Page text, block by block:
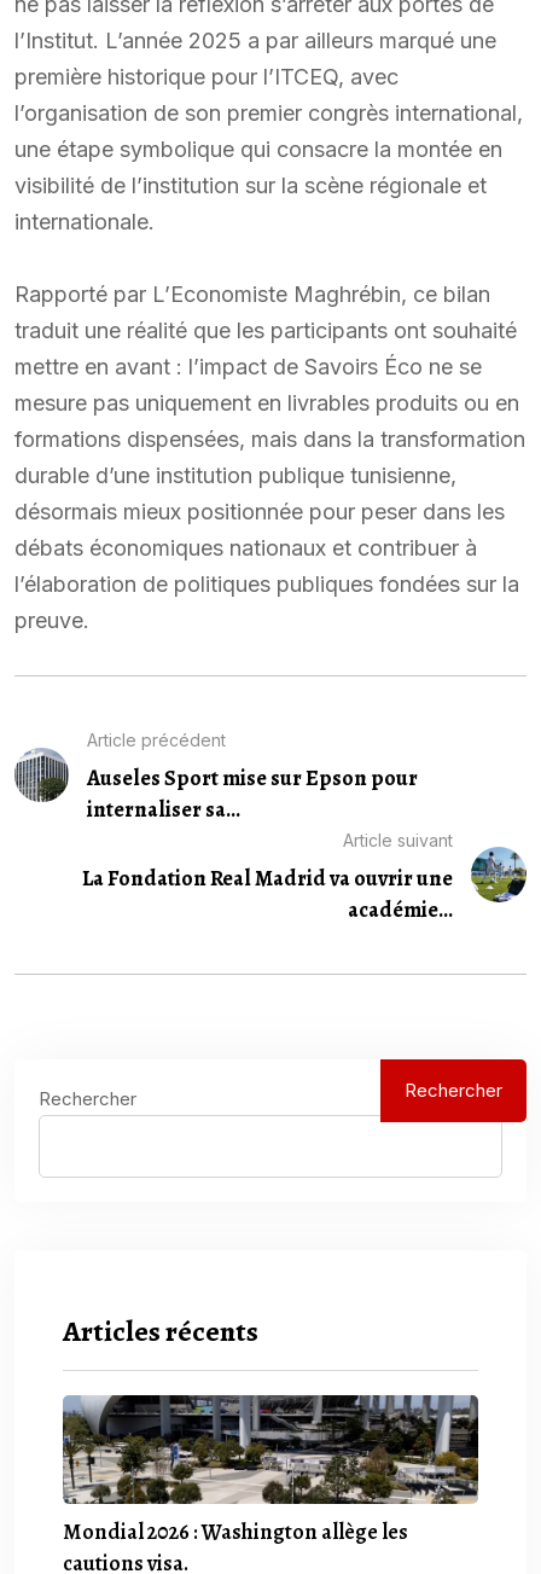
l’Institut. L’année 2025 a par ailleurs marqué une
première historique pour l’ITCEQ, avec
l’organisation de son premier congrès international,
une étape symbolique qui consacre la montée en
visibilité de l’institution sur la scène régionale et
internationale.
Rapporté par L’Economiste Maghrébin, ce bilan
traduit une réalité que les participants ont souhaité
mettre en avant : l’impact de Savoirs Éco ne se
mesure pas uniquement en livrables produits ou en
formations dispensées, mais dans la transformation
durable d’une institution publique tunisienne,
désormais mieux positionnée pour peser dans les
débats économiques nationaux et contribuer à
l’élaboration de politiques publiques fondées sur la
preuve.
Article précédent
Auseles Sport mise sur Epson pour
internaliser sa...
Article suivant
La Fondation Real Madrid va ouvrir une
académie...
Rechercher Rechercher
Articles récents
Mondial 2026 : Washington allège les
cautions visa.